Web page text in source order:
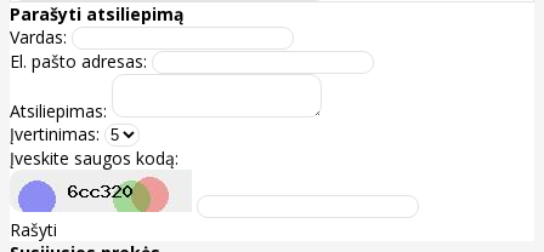
Parašyti atsiliepimą
Vardas:
El. pašto adresas:
Atsiliepimas:
Įvertinimas:
Įveskite saugos kodą:
Rašyti